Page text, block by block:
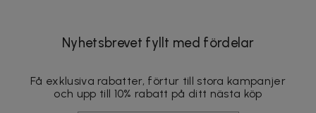
Nyhetsbrevet fyllt med fördelar
Få exklusiva rabatter, förtur till stora kampanjer
och upp till 10% rabatt på ditt nästa köp